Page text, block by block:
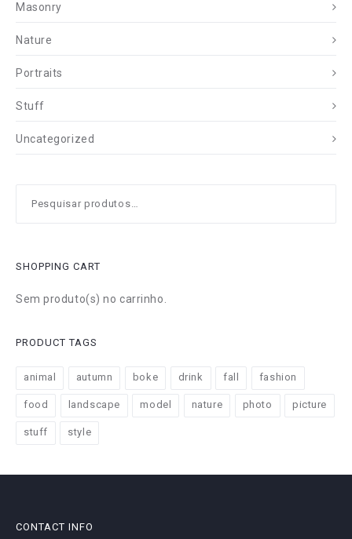
Masonry
Nature
Portraits
Stuff
Uncategorized
por:
SHOPPING CART
Sem produto(s) no carrinho.
PRODUCT TAGS
animal autumn boke drink fall fashion
food landscape model nature photo picture
stuff style
CONTACT INFO